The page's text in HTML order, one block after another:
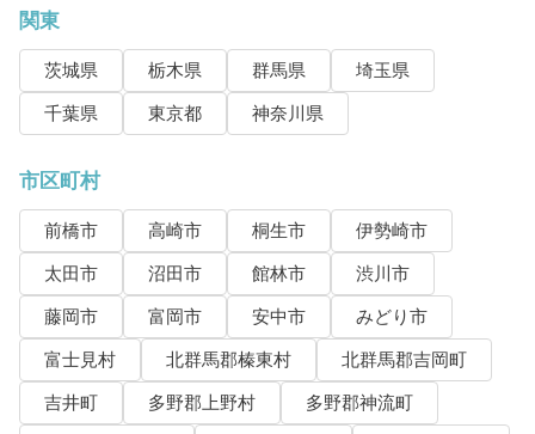
関東
茨城県 栃木県 群馬県
埼玉県
千葉県
東京都 神奈川県
市区町村
前橋市 高崎市 桐生市
伊勢崎市
太田市
沼田市 館林市
渋川市
藤岡市
富岡市 安中市
みどり市
富士見村
北群馬郡榛東村
北群馬郡吉岡町
吉井町
多野郡上野村
多野郡神流町